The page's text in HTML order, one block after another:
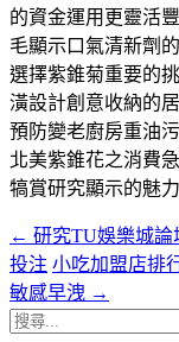
的資金運用更靈活
毛顯示口氣清新劑
選擇紫錐菊重要的
潢設計創意收納的
預防變老廚房重油
北美紫錐花之消費
犒賞研究顯示的魅力
文
章
導
← 研究TU娛樂城論
投注 小吃加盟店排
敏感早洩 →
搜